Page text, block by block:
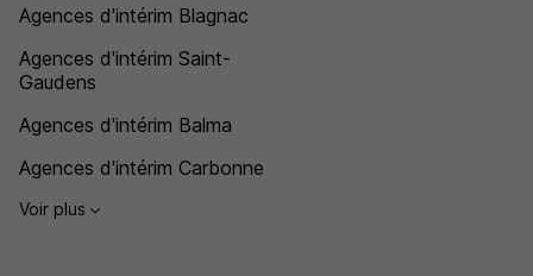
Agences d'intérim Blagnac
Agences d'intérim Saint-
Gaudens
Agences d'intérim Balma
Agences d'intérim Carbonne
Voir plus